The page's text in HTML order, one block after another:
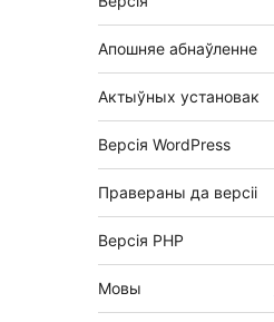
Апошняе абнаўленне
Актыўных установак
Версія WordPress
Правераны да версіі
Версія PHP
Мовы